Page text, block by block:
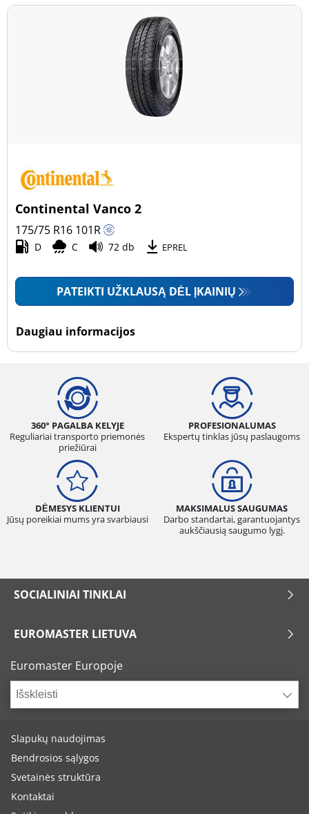
Continental Vanco 2
175/75 R16 101R
D C 72 db EPREL
PATEIKTI UŽKLAUSĄ DĖL ĮKAINIŲ
Daugiau informacijos
360° PAGALBA KELYJE
Reguliariai transporto priemonės
priežiūrai
PROFESIONALUMAS
Ekspertų tinklas jūsų paslaugoms
DĖMESYS KLIENTUI
Jūsų poreikiai mums yra svarbiausi
MAKSIMALUS SAUGUMAS
Darbo standartai, garantuojantys
aukščiausią saugumo lygį.
SOCIALINIAI TINKLAI
EUROMASTER LIETUVA
Euromaster Europoje
Išskleisti
Slapukų naudojimas
Bendrosios sąlygos
Svetainės struktūra
Kontaktai